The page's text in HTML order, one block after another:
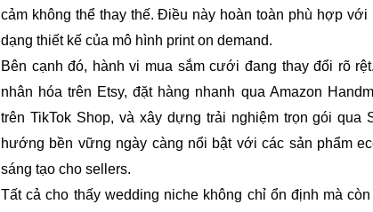
cảm không thể thay thế. Điều này hoàn toàn phù hợp
dạng thiết kế của mô hình print on demand.
Bên cạnh đó, hành vi mua sắm cưới đang thay đổi rõ
nhân hóa trên Etsy, đặt hàng nhanh qua Amazon
trên TikTok Shop, và xây dựng trải nghiệm trọn gói qua
hướng bền vững ngày càng nổi bật với các sản phẩm
sáng tạo cho sellers.
Tất cả cho thấy wedding niche không chỉ ổn định mà